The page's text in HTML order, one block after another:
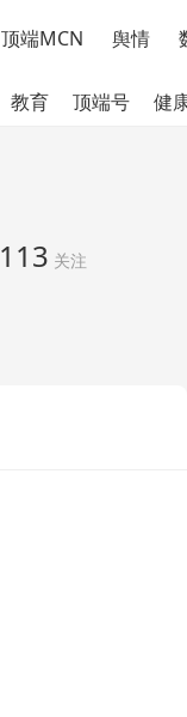
顶端MCN 舆情
教育 顶端号 健
113 关注